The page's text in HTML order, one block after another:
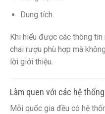
Dung tích.
Khi hiểu được các thông
chai rượu phù hợp mà
lời giới thiệu.
Làm quen với các hệ
Mỗi quốc gia đều có hệ